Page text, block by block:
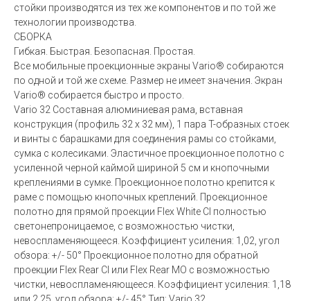
стойки производятся из тех же компонентов и по той же
технологии производства.
СБОРКА
Гибкая. Быстрая. Безопасная. Простая.
Все мобильные проекционные экраны Vario® собираются
по одной и той же схеме. Размер не имеет значения. Экран
Vario® собирается быстро и просто.
Vario 32 Составная алюминиевая рама, вставная
конструкция (профиль 32 x 32 мм), 1 пара T-образных стоек
и винты с барашками для соединения рамы со стойками,
сумка с колесиками. Эластичное проекционное полотно с
усиленной черной каймой шириной 5 см и кнопочными
креплениями в сумке. Проекционное полотно крепится к
раме с помощью кнопочных креплений. Проекционное
полотно для прямой проекции Flex White CI полностью
светонепроницаемое, с возможностью чистки,
невоспламеняющееся. Коэффициент усиления: 1,02, угол
обзора: +/- 50° Проекционное полотно для обратной
проекции Flex Rear CI или Flex Rear MO с возможностью
чистки, невоспламеняющееся. Коэффициент усиления: 1,18
или 2,25, угол обзора: +/- 45° Тип: Vario 32